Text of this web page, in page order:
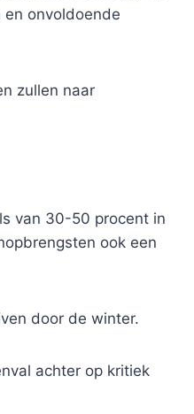
en onvoldoende
zullen naar
van 30-50 procent in
ook een
door de winter.
achter op kritiek